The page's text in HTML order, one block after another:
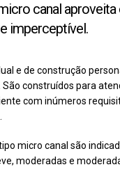
canal
imperceptível.
e de construção
construídos para
com inúmeros
micro canal são
moderadas e